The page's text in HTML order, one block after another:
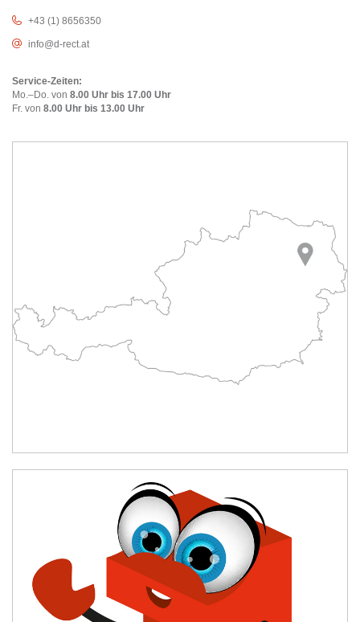
+43 (1) 8656350
info@d-rect.at
Service-Zeiten:
Mo.–Do. von 8.00 Uhr bis 17.00 Uhr
Fr. von 8.00 Uhr bis 13.00 Uhr